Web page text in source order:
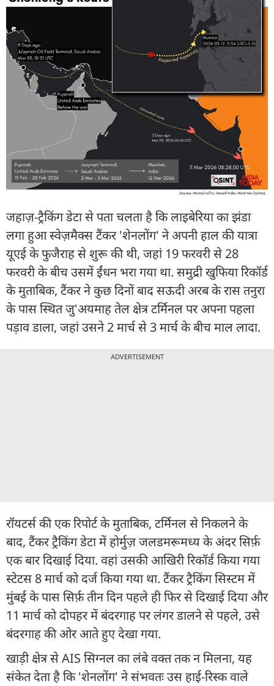
जहाज़-ट्रैकिंग डेटा से पता चलता है कि लाइबेरिया का झंडा
लगा हुआ स्वेज़मैक्स टैंकर 'शेनलोंग' ने अपनी हाल की यात्रा
यूएई के फुजैराह से शुरू की थी, जहां 19 फरवरी से 28
फरवरी के बीच उसमें ईंधन भरा गया था. समुद्री खुफिया रिकॉर्ड
के मुताबिक, टैंकर ने कुछ दिनों बाद सऊदी अरब के रास तनुरा
के पास स्थित जु'अयमाह तेल क्षेत्र टर्मिनल पर अपना पहला
पड़ाव डाला, जहां उसने 2 मार्च से 3 मार्च के बीच माल लादा.
ADVERTISEMENT
रॉयटर्स की एक रिपोर्ट के मुताबिक, टर्मिनल से निकलने के
बाद, टैंकर ट्रैकिंग डेटा में होर्मुज़ जलडमरूमध्य के अंदर सिर्फ़
एक बार दिखाई दिया. वहां उसकी आखिरी रिकॉर्ड किया गया
स्टेटस 8 मार्च को दर्ज किया गया था. टैंकर ट्रैकिंग सिस्टम में
मुंबई के पास सिर्फ़ तीन दिन पहले ही फिर से दिखाई दिया और
11 मार्च को दोपहर में बंदरगाह पर लंगर डालने से पहले, उसे
बंदरगाह की ओर आते हुए देखा गया.
खाड़ी क्षेत्र से AIS सिग्नल का लंबे वक्त तक न मिलना, यह
संकेत देता है कि 'शेनलोंग' ने संभवतः उस हाई-रिस्क वाले